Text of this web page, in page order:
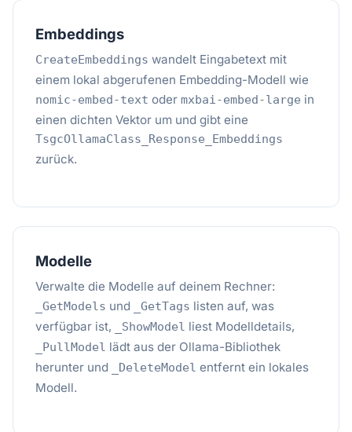
Embeddings
CreateEmbeddings wandelt Eingabetext mit
einem lokal abgerufenen Embedding-Modell wie
nomic-embed-text oder mxbai-embed-large in
einen dichten Vektor um und gibt eine
TsgcOllamaClass_Response_Embeddings
zurück.
Modelle
Verwalte die Modelle auf deinem Rechner:
_GetModels und _GetTags listen auf, was
verfügbar ist,
_ShowModel liest Modelldetails,
_PullModel lädt aus der Ollama-Bibliothek
herunter und
_DeleteModel entfernt ein lokales
Modell.